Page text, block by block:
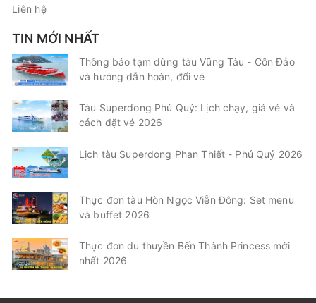
Liên hệ
TIN MỚI NHẤT
Thông báo tạm dừng tàu Vũng Tàu - Côn Đảo
và hướng dẫn hoàn, đổi vé
Tàu Superdong Phú Quý: Lịch chạy, giá vé và
cách đặt vé 2026
Lịch tàu Superdong Phan Thiết - Phú Quý 2026
Thực đơn tàu Hòn Ngọc Viễn Đông: Set menu
và buffet 2026
Thực đơn du thuyền Bến Thành Princess mới
nhất 2026